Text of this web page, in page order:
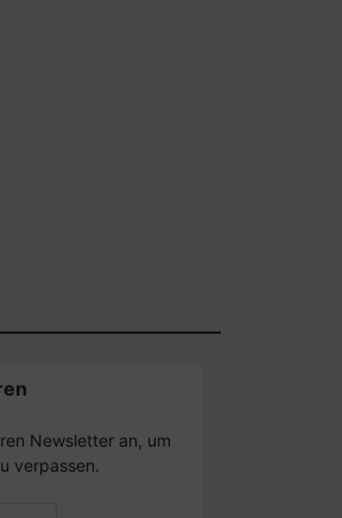
Newsletter an, um
verpassen.